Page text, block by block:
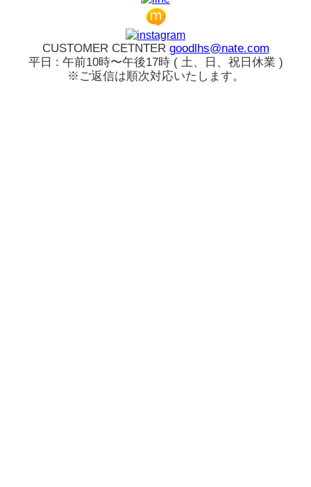
CUSTOMER CETNTER goodlhs@nate.com
平日 : 午前10時〜午後17時 ( 土、日、祝日休業 )
※ご返信は順次対応いたします。